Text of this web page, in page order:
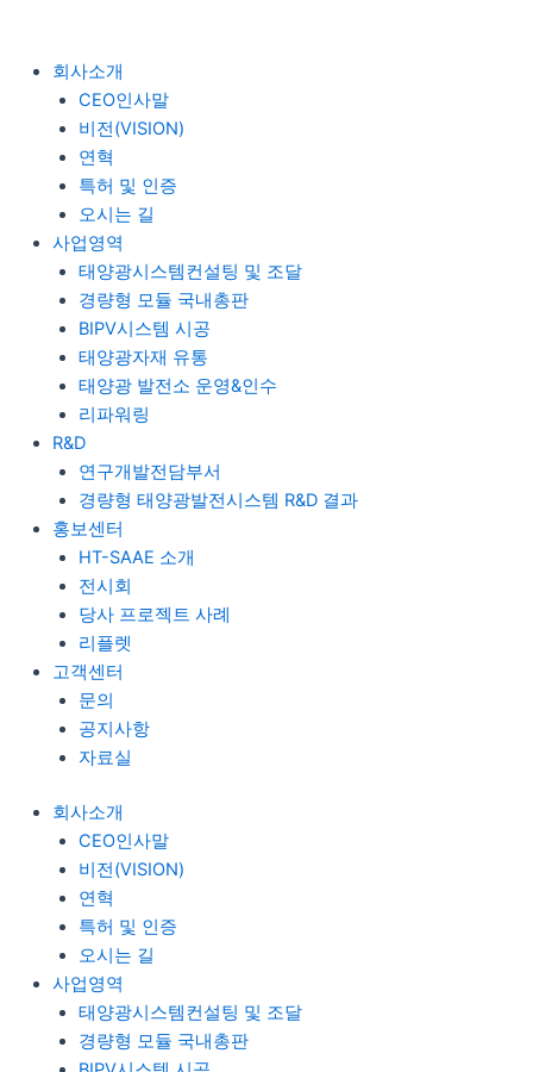
회사소개
CEO인사말
비전(VISION)
연혁
특허 및 인증
오시는 길
사업영역
태양광시스템컨설팅 및 조달
경량형 모듈 국내총판
BIPV시스템 시공
태양광자재 유통
태양광 발전소 운영&인수
리파워링
R&D
연구개발전담부서
경량형 태양광발전시스템 R&D 결과
홍보센터
HT-SAAE 소개
전시회
당사 프로젝트 사례
리플렛
고객센터
문의
공지사항
자료실
회사소개
CEO인사말
비전(VISION)
연혁
특허 및 인증
오시는 길
사업영역
태양광시스템컨설팅 및 조달
경량형 모듈 국내총판